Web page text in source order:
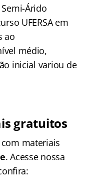
Árido
UFERSA em
ao
médio,
inicial variou de
gratuitos
com materiais
. Acesse nossa